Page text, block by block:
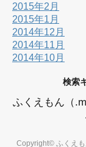
2015年2月
2015年1月
2014年12月
2014年11月
2014年10月
検索
ふくえもん（
Copyright© ふくえ